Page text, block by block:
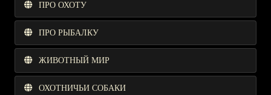
ПРО ОХОТУ
ПРО РЫБАЛКУ
ЖИВОТНЫЙ МИР
ОХОТНИЧЬИ СОБАКИ